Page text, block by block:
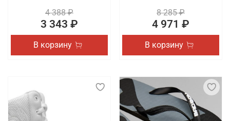
4 388 ₽
3 343 ₽
В корзину
8 285 ₽
4 971 ₽
В корзину